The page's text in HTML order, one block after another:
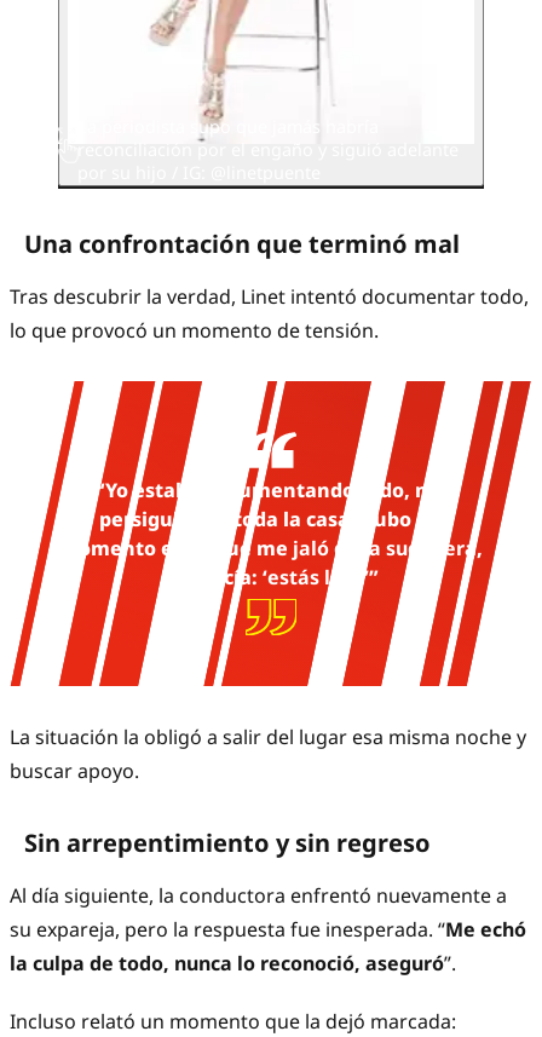
La periodista supo que jamás habría
reconciliación por el engaño y siguió adelante
Una confrontación que terminó mal
Tras descubrir la verdad, Linet intentó documentar todo,
lo que provocó un momento de tensión.
“Yo estaba documentando todo, me
persiguió por toda la casa, hubo un
momento en el que me jaló de la sudadera,
me decía: ‘estás loca’”
La situación la obligó a salir del lugar esa misma noche y
buscar apoyo.
Sin arrepentimiento y sin regreso
Al día siguiente, la conductora enfrentó nuevamente a
su expareja, pero la respuesta fue inesperada. “Me echó
la culpa de todo, nunca lo reconoció, aseguró”.
Incluso relató un momento que la dejó marcada: